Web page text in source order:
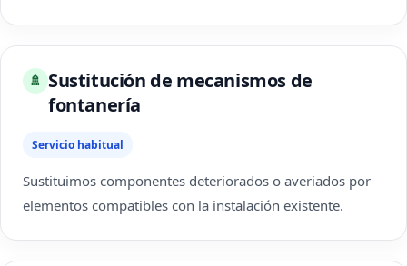
🚿 Sustitución de mecanismos de
fontanería
Servicio habitual
Sustituimos componentes deteriorados o averiados por
elementos compatibles con la instalación existente.